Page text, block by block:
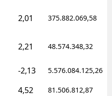
2,01 375.882.069,58
2,21 48.574.348,32
-2,13 5.576.084.125,26
4,52 81.506.812,87